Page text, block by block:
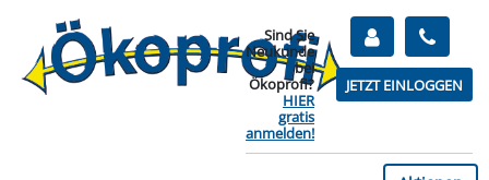
Sind Sie
Neukunde
bei
Ökoprofi?
HIER
gratis
anmelden!
JETZT EINLOGGEN